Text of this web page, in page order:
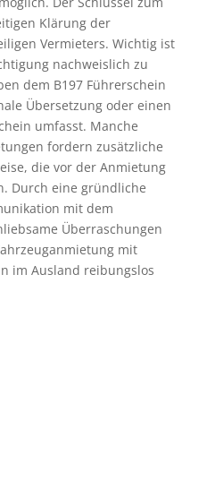
Klärung der
Vermieters. Wichtig ist
nachweislich zu
dem B197 Führerschein
Übersetzung oder einen
umfasst. Manche
fordern zusätzliche
die vor der Anmietung
Durch eine gründliche
mit dem
Überraschungen
mit
im Ausland reibungslos